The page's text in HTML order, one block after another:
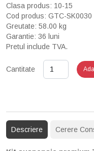
Clasa produs: 10-15
Cod produs: GTC-SK0030
Greutate: 58.00 kg
Garantie: 36 luni
Pretul include TVA.
Cantitate
Descriere Cerere